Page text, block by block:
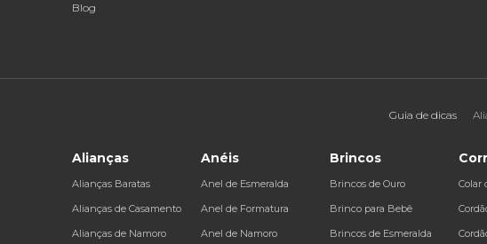
Blog
Guia de dicas
Alianças
Alianças Baratas
Alianças de Casamento
Alianças de Namoro
Anéis
Anel de Esmeralda
Anel de Formatura
Anel de Namoro
Brincos
Brincos de Ouro
Brinco para Bebê
Brincos de Esmeralda
Colar